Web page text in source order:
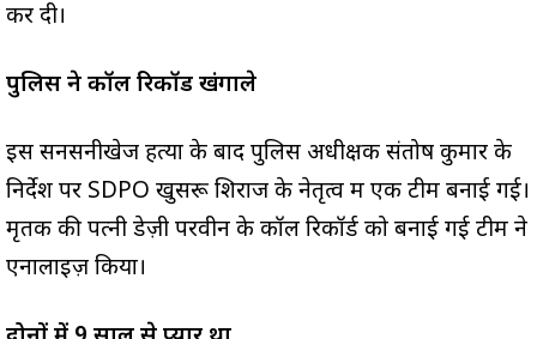
कर दी।
पुलिस ने कॉल रिकॉर्ड खंगाले
इस सनसनीखेज हत्या के बाद पुलिस अधीक्षक संतोष कुमार के
निर्देश पर SDPO खुसरू शिराज के नेतृत्व में एक टीम बनाई गई।
मृतक की पत्नी डेज़ी परवीन के कॉल रिकॉर्ड को बनाई गई टीम ने
एनालाइज़ किया।